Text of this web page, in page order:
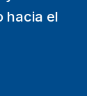
hacia el